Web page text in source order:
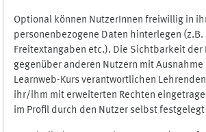
Optional können NutzerInnen freiwillig in
personenbezogene Daten hinterlegen
Freitextangaben etc.). Die Sichtbarkeit der
gegenüber anderen Nutzern mit
Learnweb-Kurs verantwortlichen
ihr/ihm mit erweiterten Rechten
im Profil durch den Nutzer selbst festgelegt